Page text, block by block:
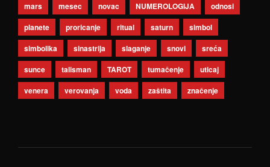
mars
mesec novac NUMEROLOGIJA
odnosi
planete
proricanje ritual saturn
simbol
simbolika
sinastrija slaganje snovi
sreća
sunce
talisman TAROT tumačenje
uticaj
venera
verovanja voda zaštita značenje